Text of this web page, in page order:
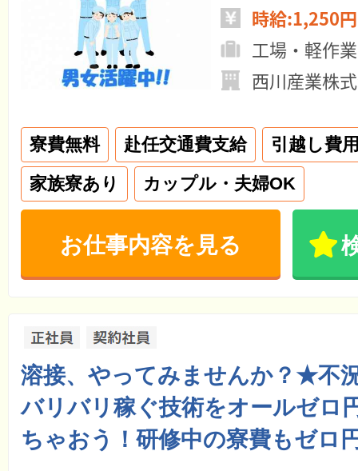
時給:1,250
工場・軽作業
西川産業株
寮費無料 赴任交通費支給
引越し費
家族寮あり
カップル・夫婦OK
お仕事内容を見る
溶接、やってみませんか？★不
バリバリ稼ぐ技術をオールゼロ
ちゃおう！研修中の寮費もゼロ